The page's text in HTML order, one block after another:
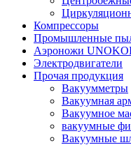
Компрессоры
Промышленные
Аэроножи
Электродвигатели
Прочая продукция
Вакуумметры
Вакуумная
Вакуумное
вакуумные
Вакуумные